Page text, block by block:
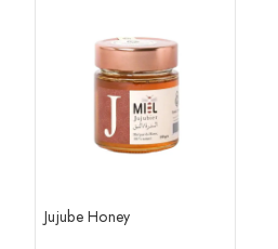
Jujube Honey